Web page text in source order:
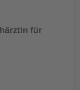
für